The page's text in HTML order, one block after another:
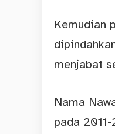
Kemudian
menjabat
Nama
pada